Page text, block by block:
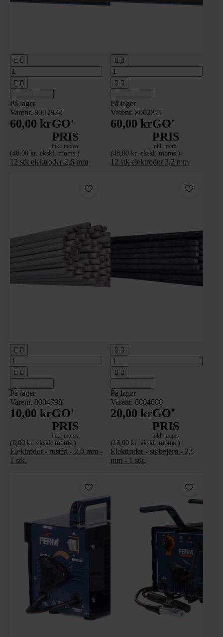
 
 
På lager
Varenr. 8002872
60,00 krGO'
PRIS
inkl. moms
(48,00 kr. ekskl. moms.)
12 stk elektroder 2,6 mm
 
 
På lager
Varenr. 8002871
60,00 krGO'
PRIS
inkl. moms
(48,00 kr. ekskl. moms.)
12 stk elektroder 3,2 mm
 
 
På lager
Varenr. 8004798
10,00 krGO'
PRIS
inkl. moms
(8,00 kr. ekskl. moms.)
Elektroder - rustfri - 2,0 mm -
1 stk.
 
 
På lager
Varenr. 8004800
20,00 krGO'
PRIS
inkl. moms
(16,00 kr. ekskl. moms.)
Elektroder - støbejern - 2,5
mm - 1 stk.